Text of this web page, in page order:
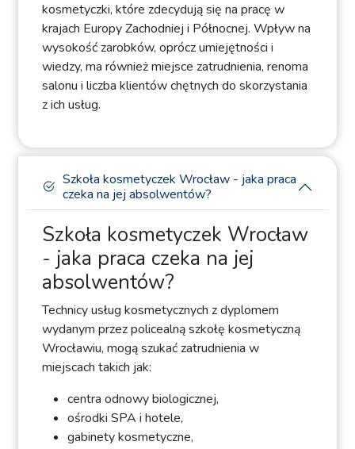
kosmetyczki, które zdecydują się na pracę w
krajach Europy Zachodniej i Północnej. Wpływ na
wysokość zarobków, oprócz umiejętności i
wiedzy, ma również miejsce zatrudnienia, renoma
salonu i liczba klientów chętnych do skorzystania
z ich usług.
Szkoła kosmetyczek Wrocław - jaka praca
czeka na jej absolwentów?
Szkoła kosmetyczek Wrocław
- jaka praca czeka na jej
absolwentów?
Technicy usług kosmetycznych z dyplomem
wydanym przez policealną szkołę kosmetyczną
Wrocławiu, mogą szukać zatrudnienia w
miejscach takich jak:
centra odnowy biologicznej,
ośrodki SPA i hotele,
gabinety kosmetyczne,